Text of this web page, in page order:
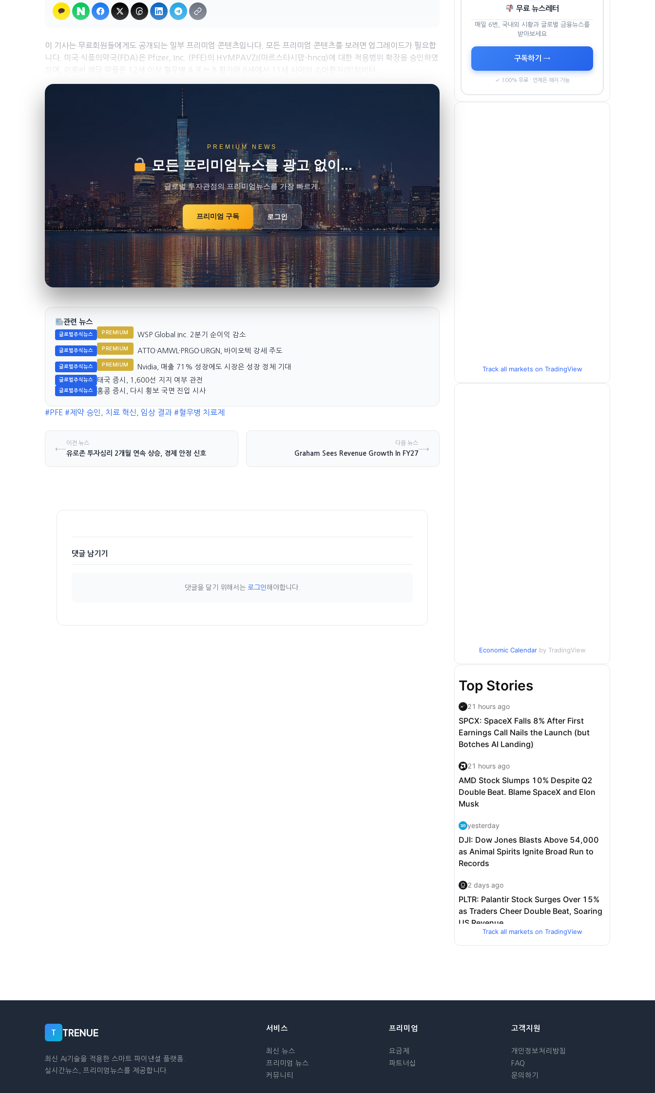
이 기사는 무료회원들에게도 공개되는 일부 프리미엄 콘텐츠입니다. 모든 프리미엄 콘텐츠를 보려면 업그레이드가 필요합
니다. 미국 식품의약국(FDA)은 Pfizer, Inc. (PFE)의 HYMPAVZI(마르스타시맙-hncq)에 대한 적응범위 확장을 승인하였
으며, 이로써 해당 약물은 12세 이상 혈우병 A 또는 B 환자와 6세에서 11세 사이의 소아환자(인히비터...
PREMIUM NEWS
모든 프리미엄뉴스를 광고 없이...
글로벌 투자관점의 프리미엄뉴스를 가장 빠르게.
프리미엄 구독 로그인
관련 뉴스
글로벌주식뉴스 PREMIUM WSP Global Inc. 2분기 순이익 감소
글로벌주식뉴스 PREMIUM ATTO·AMWL·PRGO·URGN, 바이오텍 강세 주도
글로벌주식뉴스 PREMIUM Nvidia, 매출 71% 성장에도 시장은 성장 정체 기대
글로벌주식뉴스 태국 증시, 1,600선 지지 여부 관전
글로벌주식뉴스 홍콩 증시, 다시 횡보 국면 진입 시사
#PFE #제약 승인, 치료 혁신, 임상 결과 #혈우병 치료제
←이전 뉴스
유로존 투자심리 2개월 연속 상승, 경제 안정 신호
다음 뉴스
Graham Sees Revenue Growth In FY27→
댓글 남기기
댓글을 달기 위해서는 로그인해야합니다.
무료 뉴스레터
매일 6번, 국내외 시황과 글로벌 금융뉴스를
받아보세요
구독하기 →
✓ 100% 무료 · 언제든 해지 가능
Track all markets on TradingView
Economic Calendar by TradingView
Track all markets on TradingView
T TRENUE
최신 AI기술을 적용한 스마트 파이낸셜 플랫폼.
실시간뉴스, 프리미엄뉴스를 제공합니다.
서비스
최신 뉴스
프리미엄 뉴스
커뮤니티
프리미엄
요금제
파트너십
고객지원
개인정보처리방침
FAQ
문의하기